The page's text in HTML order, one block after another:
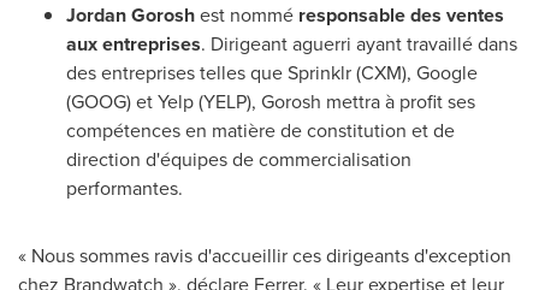
Jordan Goroshest nommé responsable des ventes
aux entreprises. Dirigeant aguerri ayant travaillé dans
des entreprises telles que Sprinklr (CXM), Google
(GOOG) et Yelp (YELP), Gorosh mettra à profit ses
compétences en matière de constitution et de
direction d'équipes de commercialisation
performantes.
« Nous sommes ravis d'accueillir ces dirigeants d'exception